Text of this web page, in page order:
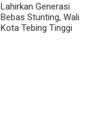
Lahirkan Generasi
Bebas Stunting, Wali
Kota Tebing Tinggi